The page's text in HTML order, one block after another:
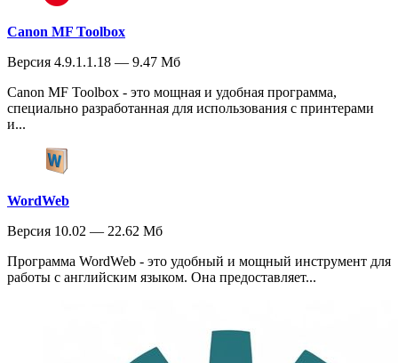
Canon MF Toolbox
Версия 4.9.1.1.18 — 9.47 Мб
Canon MF Toolbox - это мощная и удобная программа,
специально разработанная для использования с принтерами
и...
WordWeb
Версия 10.02 — 22.62 Мб
Программа WordWeb - это удобный и мощный инструмент для
работы с английским языком. Она предоставляет...